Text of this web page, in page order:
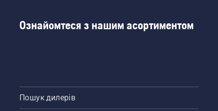
Ознайомтеся з нашим асортиментом
Пошук дилерів